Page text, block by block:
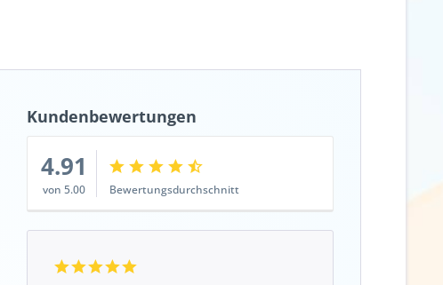
Kundenbewertungen
4.91
von 5.00 Bewertungsdurchschnitt